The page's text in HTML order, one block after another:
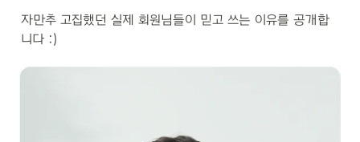
자만추 고집했던 실제 회원님들이 믿고 쓰는 이유를 공개합
니다 :)